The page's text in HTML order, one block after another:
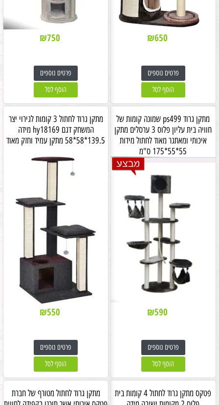
₪650
פרטים נוספים
הוסף לסל
₪750
פרטים נוספים
הוסף לסל
מתקן גרוד ps499 שמונה קומות של
חוויה בית עליון פלוס 3 ערסלים מתקן
איכותי ומאתגר מאוד לחתול מידות
55*55*175 ס"מ
₪590
פרטים נוספים
הוסף לסל
מתקן גרוד לחתול 3 קומות לגירוי יצר
המשחק דגם hy18169 מידה
139.5*58*58 מתקן עמיד וחזק מאוד
₪550
פרטים נוספים
הוסף לסל
פטקס מתקן גרוד לחתול 4 קומות בית
מתקן גרוד לחתול מטורף של חברת